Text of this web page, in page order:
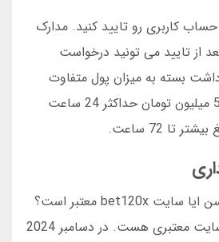
کاربری رو تایید کنید. مدارک
از تایید می تونید درخواست
بسته به میزان پول متفاوت
هست. برای مبالغ زیر 5 میلیون تومان حداکثر 24 ساعت
تا 72 ساعت.
خیلی از کاربران می پرسن ایا سایت bet120x معتبر است؟
باید بگم که بت 120 سایت معتبری هست. در دسامبر 2024